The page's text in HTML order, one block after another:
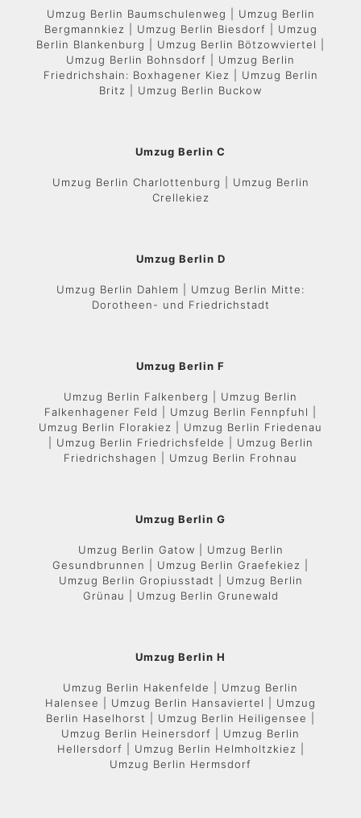
Umzug Berlin Baumschulenweg | Umzug Berlin
Bergmannkiez | Umzug Berlin Biesdorf | Umzug
Berlin Blankenburg | Umzug Berlin Bötzowviertel |
Umzug Berlin Bohnsdorf | Umzug Berlin
Friedrichshain: Boxhagener Kiez | Umzug Berlin
Britz | Umzug Berlin Buckow
Umzug Berlin C
Umzug Berlin Charlottenburg | Umzug Berlin
Crellekiez
Umzug Berlin D
Umzug Berlin Dahlem | Umzug Berlin Mitte:
Dorotheen- und Friedrichstadt
Umzug Berlin F
Umzug Berlin Falkenberg | Umzug Berlin
Falkenhagener Feld | Umzug Berlin Fennpfuhl |
Umzug Berlin Florakiez | Umzug Berlin Friedenau
| Umzug Berlin Friedrichsfelde | Umzug Berlin
Friedrichshagen | Umzug Berlin Frohnau
Umzug Berlin G
Umzug Berlin Gatow | Umzug Berlin
Gesundbrunnen | Umzug Berlin Graefekiez |
Umzug Berlin Gropiusstadt | Umzug Berlin
Grünau | Umzug Berlin Grunewald
Umzug Berlin H
Umzug Berlin Hakenfelde | Umzug Berlin
Halensee | Umzug Berlin Hansaviertel | Umzug
Berlin Haselhorst | Umzug Berlin Heiligensee |
Umzug Berlin Heinersdorf | Umzug Berlin
Hellersdorf | Umzug Berlin Helmholtzkiez |
Umzug Berlin Hermsdorf